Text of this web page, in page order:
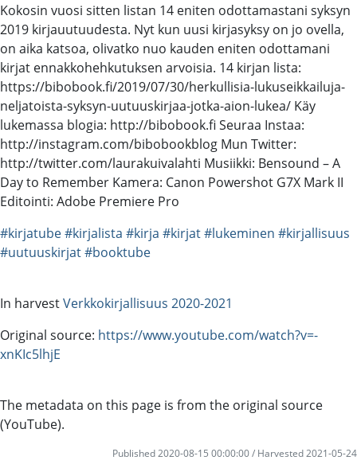
Kokosin vuosi sitten listan 14 eniten odottamastani syksyn
2019 kirjauutuudesta. Nyt kun uusi kirjasyksy on jo ovella,
on aika katsoa, olivatko nuo kauden eniten odottamani
kirjat ennakkohehkutuksen arvoisia. 14 kirjan lista:
https://bibobook.fi/2019/07/30/herkullisia-lukuseikkailuja-
neljatoista-syksyn-uutuuskirjaa-jotka-aion-lukea/ Käy
lukemassa blogia: http://bibobook.fi Seuraa Instaa:
http://instagram.com/bibobookblog Mun Twitter:
http://twitter.com/laurakuivalahti Musiikki: Bensound – A
Day to Remember Kamera: Canon Powershot G7X Mark II
Editointi: Adobe Premiere Pro
#kirjatube#kirjalista #kirja #kirjat#lukeminen #kirjallisuus
#uutuuskirjat#booktube
In harvestVerkkokirjallisuus 2020-2021
Original source: https://www.youtube.com/watch?v=-
xnKIc5lhjE
The metadata on this page is from the original source
(YouTube).
Published 2020-08-15 00:00:00 / Harvested 2021-05-24